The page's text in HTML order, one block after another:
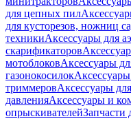
для цепных пил
для кусторезов, ножниц
техникиАксессуары для
скарификаторов
мотоблоковАксессуары
газонокосилок
триммеровАксессуары
давленияАксессуары и
опрыскивателейЗапчасти